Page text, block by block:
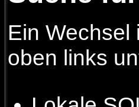
Ein Wechsel
oben links